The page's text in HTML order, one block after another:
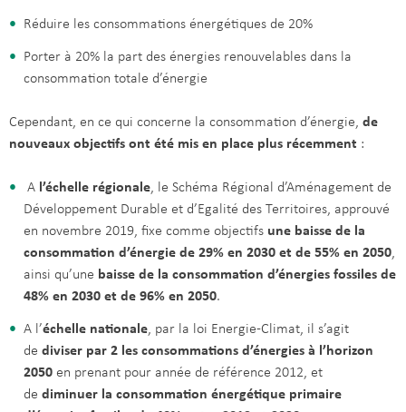
Réduire les consommations énergétiques de 20%
Porter à 20% la part des énergies renouvelables dans la
consommation totale d’énergie
Cependant, en ce qui concerne la consommation d’énergie, de
nouveaux objectifs ont été mis en place plus récemment :
A l’échelle régionale, le Schéma Régional d’Aménagement de
Développement Durable et d’Egalité des Territoires, approuvé
en novembre 2019, fixe comme objectifs une baisse de la
consommation d’énergie de 29% en 2030 et de 55% en 2050,
ainsi qu’une baisse de la consommation d’énergies fossiles de
48% en 2030 et de 96% en 2050.
A l’échelle nationale, par la loi Energie-Climat, il s’agit
de diviser par 2 les consommations d’énergies à l’horizon
2050 en prenant pour année de référence 2012, et
de diminuer la consommation énergétique primaire